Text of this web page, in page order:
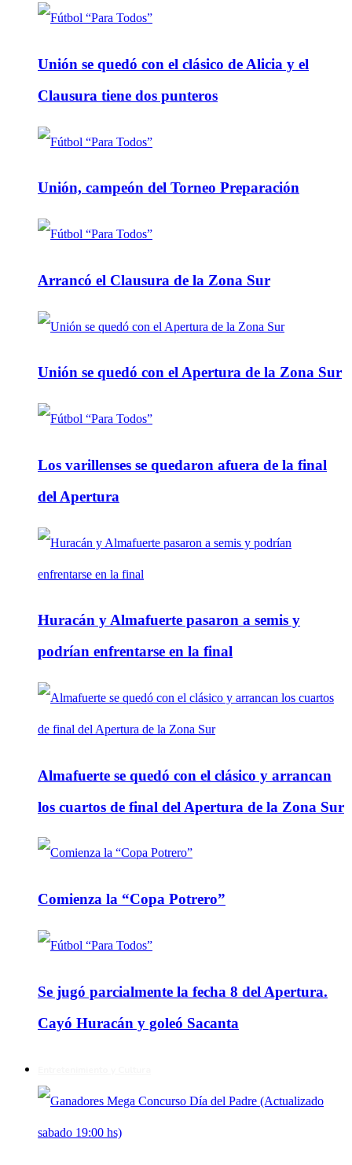
Unión se quedó con el clásico de Alicia y el
Clausura tiene dos punteros
Unión, campeón del Torneo Preparación
Arrancó el Clausura de la Zona Sur
Unión se quedó con el Apertura de la Zona Sur
Los varillenses se quedaron afuera de la final
del Apertura
Huracán y Almafuerte pasaron a semis y
podrían enfrentarse en la final
Almafuerte se quedó con el clásico y arrancan
los cuartos de final del Apertura de la Zona Sur
Comienza la “Copa Potrero”
Se jugó parcialmente la fecha 8 del Apertura.
Cayó Huracán y goleó Sacanta